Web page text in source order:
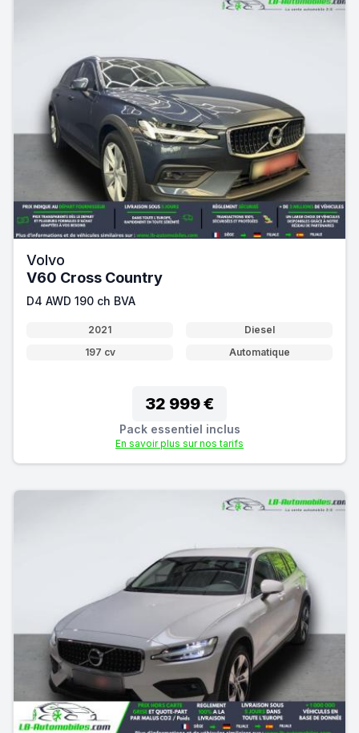
Volvo
V60 Cross Country
D4 AWD 190 ch BVA
2021
Diesel
197 cv
Automatique
32 999 €
Pack essentiel inclus
En savoir plus sur nos tarifs